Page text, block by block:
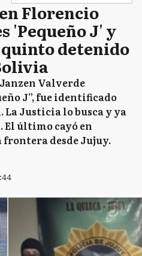
Florencio
'Pequeño J' y
quinto detenido
Valverde
J”, fue identificado
Justicia lo busca y ya
El último cayó en
desde Jujuy.